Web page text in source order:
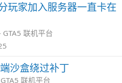
玩家加入服务器一直卡在
GTA5 联机平台
沙盒绕过补丁
联机平台